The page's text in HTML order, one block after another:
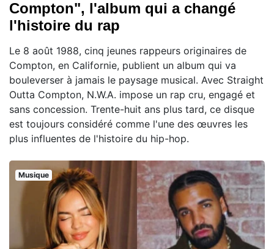
Compton", l'album qui a changé
l'histoire du rap
Le 8 août 1988, cinq jeunes rappeurs originaires de
Compton, en Californie, publient un album qui va
bouleverser à jamais le paysage musical. Avec Straight
Outta Compton, N.W.A. impose un rap cru, engagé et
sans concession. Trente-huit ans plus tard, ce disque
est toujours considéré comme l'une des œuvres les
plus influentes de l'histoire du hip-hop.
Musique